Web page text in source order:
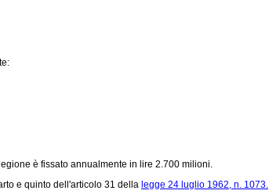
è fissato annualmente in lire 2.700 milioni.
e quinto dell'articolo 31 della legge 24 luglio 1962, n. 1073.